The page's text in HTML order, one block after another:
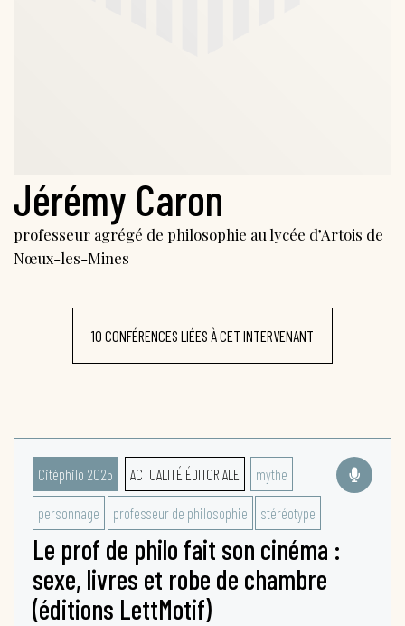
Jérémy Caron
professeur agrégé de philosophie au lycée d’Artois de
Nœux-les-Mines
10 CONFÉRENCES LIÉES À CET INTERVENANT
Citéphilo 2025 ACTUALITÉ ÉDITORIALE mythe
personnage professeur de philosophie stéréotype
Le prof de philo fait son cinéma :
sexe, livres et robe de chambre
(éditions LettMotif)